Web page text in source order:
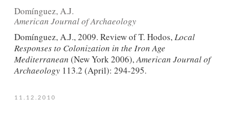
Domínguez, A.J.
American Journal of Archaeology
Domínguez, A.J., 2009. Review of T. Hodos,Local
Responses to Colonization in the Iron Age
Mediterranean (New York 2006),American Journal of
Archaeology113.2 (April): 294-295.
11.12.2010